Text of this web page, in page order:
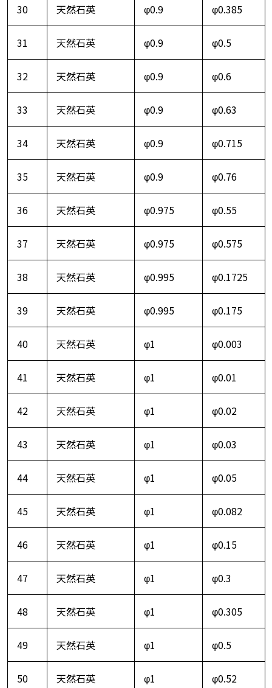
30 天然石英 φ0.9 φ0.385
31 天然石英 φ0.9 φ0.5
32 天然石英 φ0.9 φ0.6
33 天然石英 φ0.9 φ0.63
34 天然石英 φ0.9 φ0.715
35 天然石英 φ0.9 φ0.76
36 天然石英 φ0.975 φ0.55
37 天然石英 φ0.975 φ0.575
38 天然石英 φ0.995 φ0.1725
39 天然石英 φ0.995 φ0.175
40 天然石英 φ1 φ0.003
41 天然石英 φ1 φ0.01
42 天然石英 φ1 φ0.02
43 天然石英 φ1 φ0.03
44 天然石英 φ1 φ0.05
45 天然石英 φ1 φ0.082
46 天然石英 φ1 φ0.15
47 天然石英 φ1 φ0.3
48 天然石英 φ1 φ0.305
49 天然石英 φ1 φ0.5
50 天然石英 φ1 φ0.52